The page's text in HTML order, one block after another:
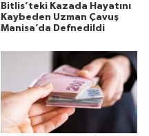
Bitlis’teki Kazada Hayatını
Kaybeden Uzman Çavuş
Manisa’da Defnedildi